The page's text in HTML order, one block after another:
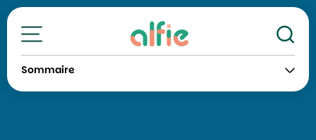
Toutes nos formations
Sommaire